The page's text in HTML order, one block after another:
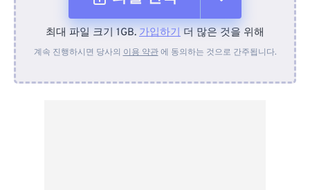
장치에서
최대 파일 크기 1GB. 가입하기 더 많은 것을 위해
계속 진행하시면 당사의 이용 약관에 동의하는 것으로 간주됩니다.